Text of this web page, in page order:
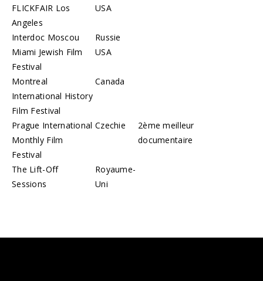
FLICKFAIR Los
Angeles
USA
Interdoc Moscou
Russie
Miami Jewish Film
Festival
USA
Montreal
International History
Film Festival
Canada
Prague International
Monthly Film
Festival
Czechie
2ème meilleur
documentaire
The Lift-Off
Sessions
Royaume-
Uni